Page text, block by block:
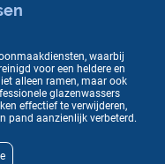
waarbij
voor een heldere en
alleen ramen, maar ook
glazenwassers
effectief te verwijderen,
pand aanzienlijk verbeterd.